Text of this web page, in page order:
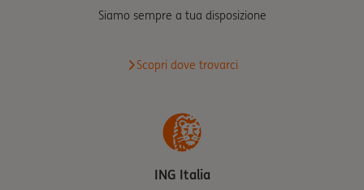
Siamo sempre a tua disposizione
Scopri dove trovarci
ING Italia